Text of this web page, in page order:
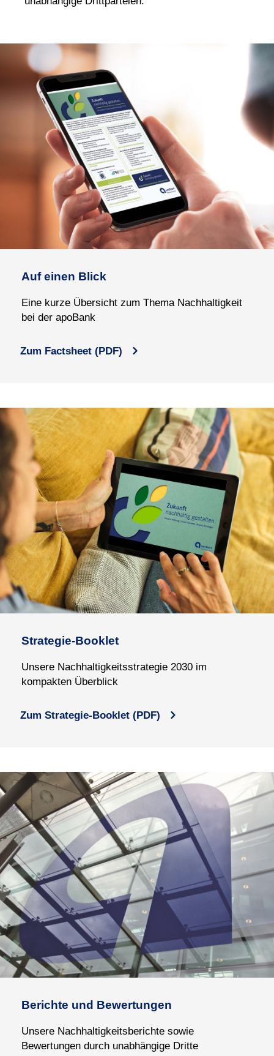
Auf einen Blick
Eine kurze Übersicht zum Thema Nachhaltigkeit
bei der apoBank
Zum Factsheet (PDF)
Strategie-Booklet
Unsere Nachhaltigkeitsstrategie 2030 im
kompakten Überblick
Zum Strategie-Booklet (PDF)
Berichte und Bewertungen
Unsere Nachhaltigkeitsberichte sowie
Bewertungen durch unabhängige Dritte